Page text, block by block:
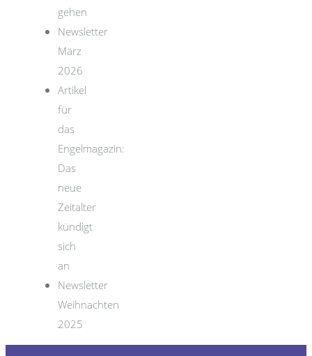
gehen
Newsletter
März
2026
Artikel
für
das
Engelmagazin:
Das
neue
Zeitalter
kündigt
sich
an
Newsletter
Weihnachten
2025